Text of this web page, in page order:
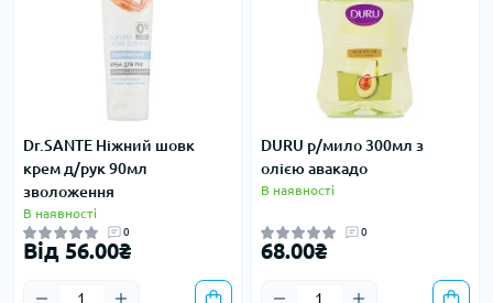
Dr.SANTE Ніжний шовк
крем д/рук 90мл
зволоження
В наявності
0
Від 56.00₴
DURU р/мило 300мл з
олією авакадо
В наявності
0
68.00₴